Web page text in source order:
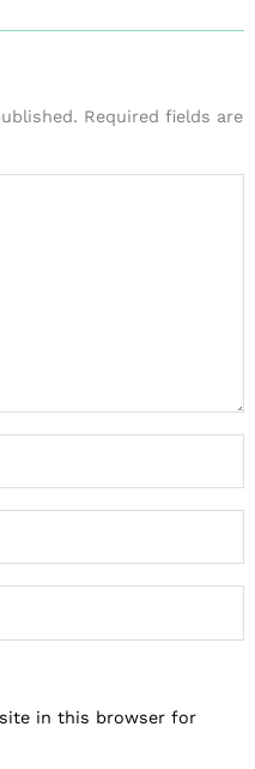
Required fields are
in this browser for